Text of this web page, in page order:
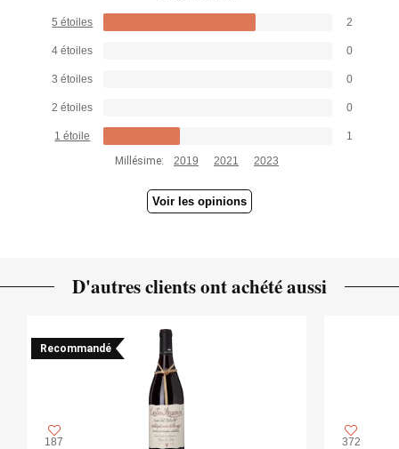
5 étoiles 2
4 étoiles 0
3 étoiles 0
2 étoiles 0
1 étoile
1
Millésime:
2019 2021 2023
Voir les opinions
D'autres clients ont achété aussi
Recommandé
187 372